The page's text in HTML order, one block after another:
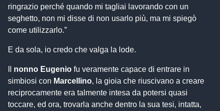
ringrazio perché quando mi tagliai lavorando con un
seghetto, non mi disse di non usarlo più, ma mi spiegò
come utilizzarlo.”
E da sola, io credo che valga la lode.
nonno Eugenio fu veramente capace di entrare in
simbiosi con Marcellino, la gioia che riuscivano a creare
reciprocamente era talmente intesa da potersi quasi
toccare, ed ora, trovarla anche dentro la sua tesi, intatta,